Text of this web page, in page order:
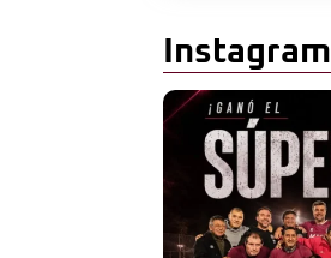
Instagram